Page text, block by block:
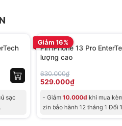
cấp không phải hàng đại
trường.
dung lượng cao
sạc
Giảm 16%
Pin iPhone 13 Pro
lượng cao
630.000₫
529.000₫
- Giảm 10.000đ khi mua
zin bảo hành 12 tháng 1 Đổi